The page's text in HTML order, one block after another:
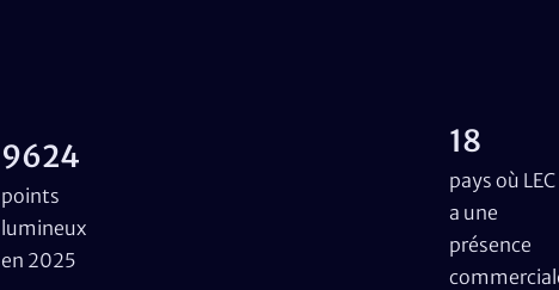
9624
points
lumineux
en 2025
18
pays où LEC
a une
présence